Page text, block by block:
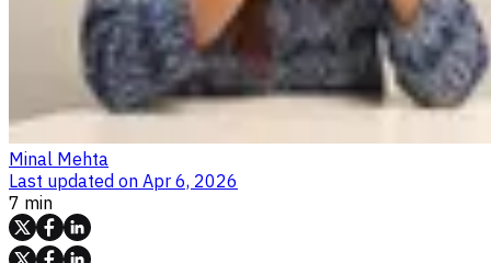
Minal Mehta
Last updated on Apr 6, 2026
7 min